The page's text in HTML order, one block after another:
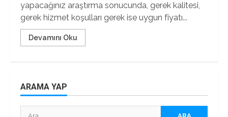
yapacağınız araştırma sonucunda, gerek kalitesi,
gerek hizmet koşulları gerek ise uygun fiyatı...
Devamını Oku
ARAMA YAP
Arama: